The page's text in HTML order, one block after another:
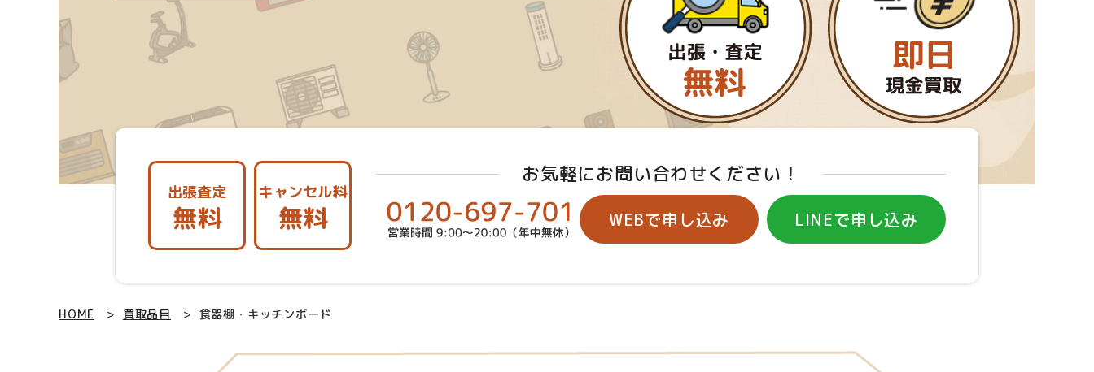
HOME 買取品目 食器棚・キッチンボード
出張査定
無料
キャンセル料
無料
お気軽にお問い合わせください！
WEBで申し込み LINEで申し込み